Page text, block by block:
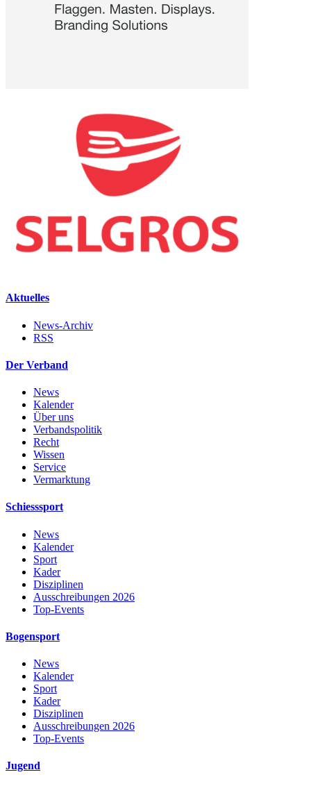
Aktuelles
News-Archiv
RSS
Der Verband
News
Kalender
Über uns
Verbandspolitik
Recht
Wissen
Service
Vermarktung
Schiesssport
News
Kalender
Sport
Kader
Disziplinen
Ausschreibungen 2026
Top-Events
Bogensport
News
Kalender
Sport
Kader
Disziplinen
Ausschreibungen 2026
Top-Events
Jugend